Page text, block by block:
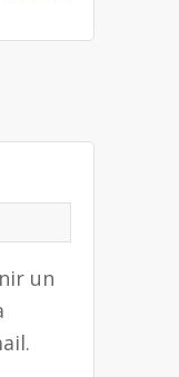
un